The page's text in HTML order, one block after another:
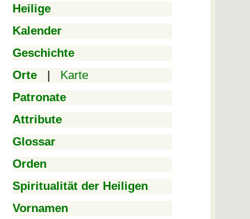
Heilige
Kalender
Geschichte
Orte | Karte
Patronate
Attribute
Glossar
Orden
Spiritualität der Heiligen
Vornamen